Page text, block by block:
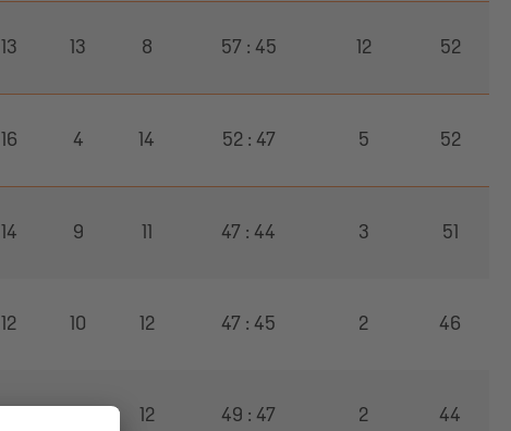
13 13 8 57 : 45 12 52
16 4 14 52 : 47 5 52
14 9 11 47 : 44 3 51
12 10 12 47 : 45 2 46
12 49 : 47 2 44